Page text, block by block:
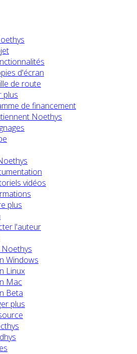
d'écran
de route
plus
de financement
Noethys
vidéos
plus
l'auteur
Windows
Linux
Mac
Beta
plus